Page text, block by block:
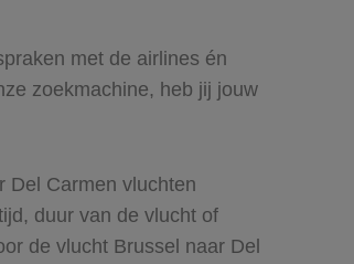
met de airlines én
zoekmachine, heb jij jouw
Del Carmen vluchten
duur van de vlucht of
de vlucht Brussel naar Del